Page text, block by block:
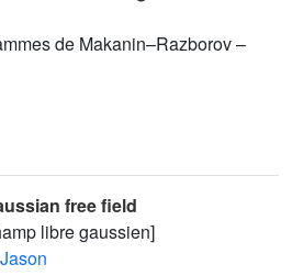
de Makanin–Razborov –
free field
libre gaussien]